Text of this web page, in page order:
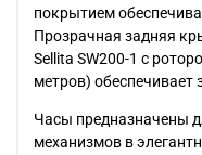
покрытием
Прозрачная задняя
Sellita SW200-1 с
метров) обеспечивает
Часы предназначены
механизмов в